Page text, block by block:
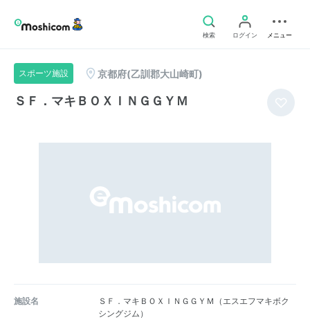
検索 ログイン メニュー
スポーツ施設 京都府(乙訓郡大山崎町)
ＳＦ．マキＢＯＸＩＮＧＧＹＭ
施設名
ＳＦ．マキＢＯＸＩＮＧＧＹＭ（エスエフマキボク
シングジム）